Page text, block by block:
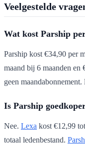
Veelgestelde
Wat kost Parship
Parship kost €34,90 per
maand bij 6 maanden en
geen
Is Parship
Nee. Lexa kost €12,99
totaal ledenbestand.